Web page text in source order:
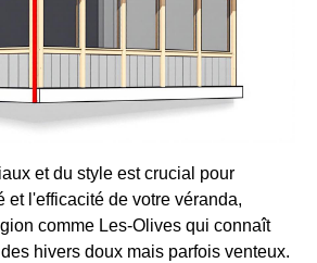
et du style est crucial pour
et l'efficacité de votre véranda,
comme Les-Olives qui connaît
hivers doux mais parfois venteux.